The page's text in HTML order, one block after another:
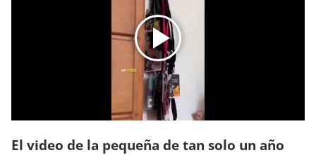
El video de la pequeña de tan solo un año